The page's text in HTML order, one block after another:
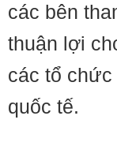
các bên
thuận lợi
các tổ
quốc tế.